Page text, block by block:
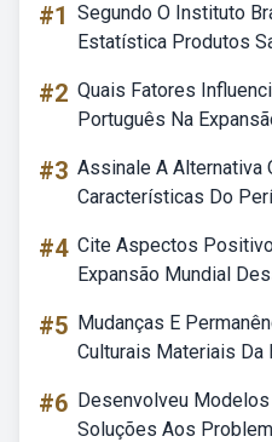
#1 Segundo O Instituto
Estatística Produtos
#2 Quais Fatores
Português Na
#3 Assinale A Alternativa
Características Do
#4 Cite Aspectos
Expansão Mundial
#5 Mudanças E
Culturais Materiais Da
#6 Desenvolveu
Soluções Aos